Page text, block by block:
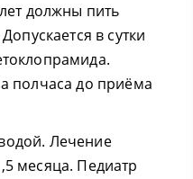
должны пить
в сутки
полчаса до приёма
Лечение
месяца. Педиатр